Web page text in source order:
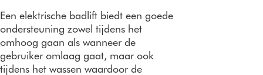
Een elektrische badlift biedt een goede
ondersteuning zowel tijdens het
omhoog gaan als wanneer de
gebruiker omlaag gaat, maar ook
tijdens het wassen waardoor de